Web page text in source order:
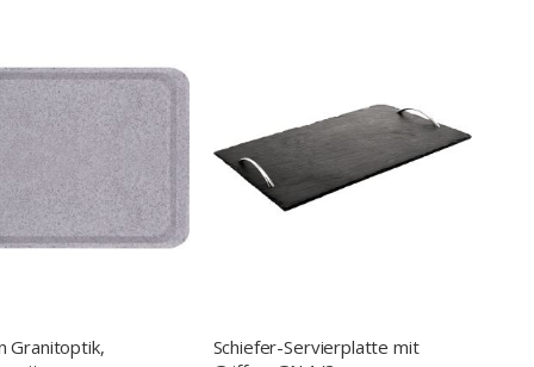
Granitoptik,
Schiefer-Servierplatte mit